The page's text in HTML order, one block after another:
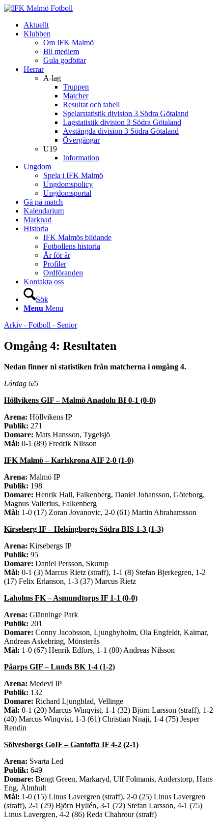
Aktuellt
Klubben
Om IFK Malmö
Bli medlem
Gula godbitar
Herrar
A-lag
Truppen
Matcher
Resultat och tabell
Spelarstatistik division 3 Södra Götaland
Lagstatistik division 3 Södra Götaland
Avstängda division 3 Södra Götaland
Övergångar
U19
Information
Ungdom
Spela i IFK Malmö
Ungdomspolicy
Ungdomsportal
Gå på match
Kalendarium
Marknad
Historia
IFK Malmös bildande
Fotbollens historia
År för år
Profiler
Ordföranden
Kontakta oss
Sök
Menu Menu
Arkiv - Fotboll - Senior
Omgång 4: Resultaten
Nedan finner ni statistiken från matcherna i omgång 4.
Lördag 6/5
Höllvikens GIF – Malmö Anadolu BI 0-1 (0-0)
Arena: Höllvikens IP
Publik: 271
Domare: Mats Hansson, Tygelsjö
Mål: 0-1 (89) Fredrik Nilsson
IFK Malmö – Karlskrona AIF 2-0 (1-0)
Arena: Malmö IP
Publik: 198
Domare: Henrik Hall, Falkenberg, Daniel Johansson, Göteborg,
Magnus Vallerius, Falkenberg
Mål: 1-0 (17) Zoran Jovanovic, 2-0 (61) Martin Abrahamsson
Kirseberg IF – Helsingborgs Södra BIS 1-3 (1-3)
Arena: Kirsebergs IP
Publik: 95
Domare: Daniel Persson, Skurup
Mål: 0-1 (3) Marcus Rietz (straff), 1-1 (8) Stefan Bjerkegren, 1-2
(17) Felix Erlanson, 1-3 (37) Marcus Rietz
Laholms FK – Asmundtorps IF 1-1 (0-0)
Arena: Glänninge Park
Publik: 201
Domare: Conny Jacobsson, Ljungbyholm, Ola Engfeldt, Kalmar,
Andreas Askebring, Mönsterås
Mål: 1-0 (67) Henrik Edfors, 1-1 (80) Andreas Nilsson
Påarps GIF – Lunds BK 1-4 (1-2)
Arena: Medevi IP
Publik: 132
Domare: Richard Ljungblad, Vellinge
Mål: 0-1 (20) Marcus Winqvist, 1-1 (32) Björn Larsson (straff), 1-2
(40) Marcus Winqvist, 1-3 (61) Christian Nnaji, 1-4 (75) Jesper
Rendin
Sölvesborgs GoIF – Gantofta IF 4-2 (2-1)
Arena: Svarta Led
Publik: 649
Domare: Bengt Green, Markaryd, Ulf Folmanis, Anderstorp, Hans
Eng, Älmhult
Mål: 1-0 (15) Linus Lavergren (straff), 2-0 (25) Linus Lavergren
(straff), 2-1 (29) Björn Hyllén, 3-1 (72) Stefan Larsson, 4-1 (75)
Linus Lavergren, 4-2 (86) Reda Chahrour (straff)